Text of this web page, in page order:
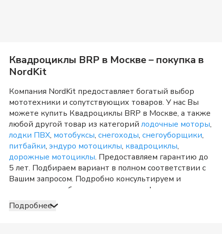
Квадроциклы BRP в Москве– покупка в
NordKit
Компания NordKit предоставляет богатый выбор
мототехники и сопутствующих товаров. У нас Вы
можете купить Квадроциклы BRP в Москве, а также
любой другой товар из категорий лодочные моторы,
лодки ПВХ, мотобуксы, снегоходы, снегоуборщики,
питбайки, эндуро мотоциклы, квадроциклы,
дорожные мотоциклы. Предоставляем гарантию до
5 лет. Подбираем вариант в полном соответствии с
Вашим запросом. Подробно консультируем и
отвечаем на любые вопросы по телефону и в шоу-
руме в
Москве
BRP. После оформления продажи доставка
Подробнее